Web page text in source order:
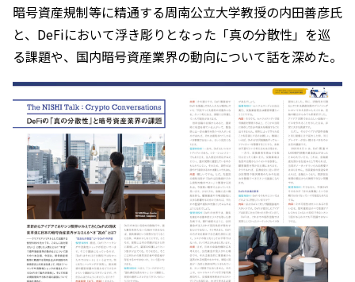
暗号資産規制等に精通する周南公立大学教授の内田善彦氏
と、DeFiにおいて浮き彫りとなった「真の分散性」を巡
る課題や、国内暗号資産業界の動向について話を深めた。